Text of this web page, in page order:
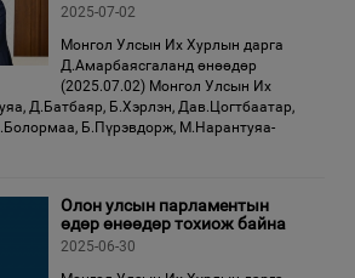
2025-07-02
Монгол Улсын Их Хурлын дарга
Д.Амарбаясгаланд өнөөдөр
(2025.07.02) Монгол Улсын Их
Д.Батбаяр, Б.Хэрлэн, Дав.Цогтбаатар,
Б.Пүрэвдорж, М.Нарантуяа-
Олон улсын парламентын
өдөр өнөөдөр тохиож байна
2025-06-30